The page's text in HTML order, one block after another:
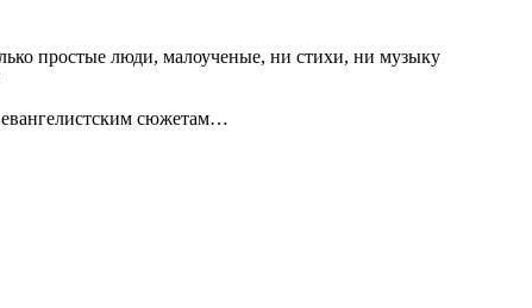
простые люди, малоученые, ни стихи, ни музыку
евангелистским сюжетам…